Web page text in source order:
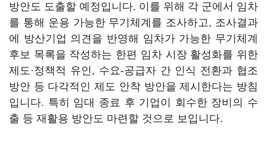
방안도 도출할 예정입니다. 이를 위해 각 군에서 임차
를 통해 운용 가능한 무기체계를 조사하고, 조사결과
에 방산기업 의견을 반영해 임차가 가능한 무기체계
후보 목록을 작성하는 한편 임차 시장 활성화를 위한
제도·정책적 유인, 수요-공급자 간 인식 전환과 협조
방안 등 다각적인 제도 안착 방안을 제시한다는 방침
입니다. 특히 임대 종료 후 기업이 회수한 장비의 수
출 등 재활용 방안도 마련할 것으로 보입니다.